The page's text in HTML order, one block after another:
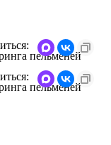
пельменей
пельменей